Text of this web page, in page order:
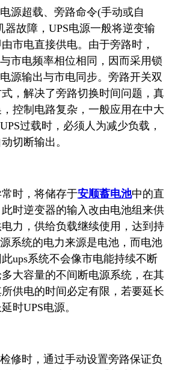
源超载、旁路命令(手动或自
故障，UPS电源一般将逆变输
市电直接供电。由于旁路时，
市电频率相位相同，因而采用锁
源输出与市电同步。旁路开关双
，解决了旁路切换时间问题，真
控制电路复杂，一般应用在中大
过载时，必须人为减少负载，
切断输出。
时，将储存于安顺蓄电池中的直
时逆变器的输入改由电池组来供
力，供给负载继续使用，达到持
系统的电力来源是电池，而电池
ups系统不会像市电能持续不断
大容量的不间断电源系统，在其
供电的时间必定有限，若要延长
时UPS电源。
时，通过手动设置旁路保证负